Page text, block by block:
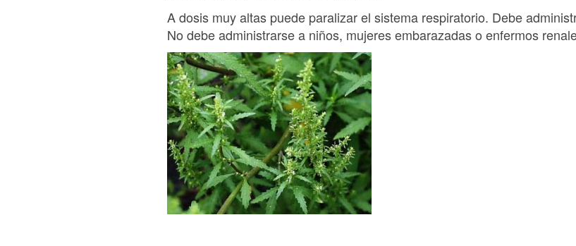
A dosis muy altas puede paralizar el sistema respiratorio. Debe
No debe administrarse a niños, mujeres embarazadas o enfermos